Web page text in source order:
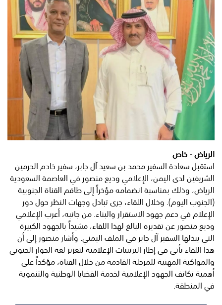
الرياض - خاص
​استقبل سعادة السفير محمد بن سعيد آل جابر، سفير خادم الحرمين
الشريفين لدى اليمن، الإعلامي وديع منصور في العاصمة السعودية
الرياض، وذلك بمناسبة انضمامه مؤخراً إلى طاقم القناة الجنوبية
(الجنوب اليوم). ​وخلال اللقاء، جرى تبادل وجهات النظر حول دور
الإعلام في دعم جهود الاستقرار والبناء. من جانبه، أعرب الإعلامي
وديع منصور عن تقديره البالغ لهذا اللقاء، مشيداً بالجهود الكبيرة
التي يبذلها السفير آل جابر في الملف اليمني. ​وأشار منصور إلى أن
هذا اللقاء يأتي في إطار الترتيبات الإعلامية لتعزيز لغة الحوار الجنوبي
والمواكبة المهنية للمرحلة القادمة من خلال القناة، مؤكداً على
أهمية تكاتف الجهود الإعلامية لخدمة القضايا الوطنية والتنموية
في المنطقة.